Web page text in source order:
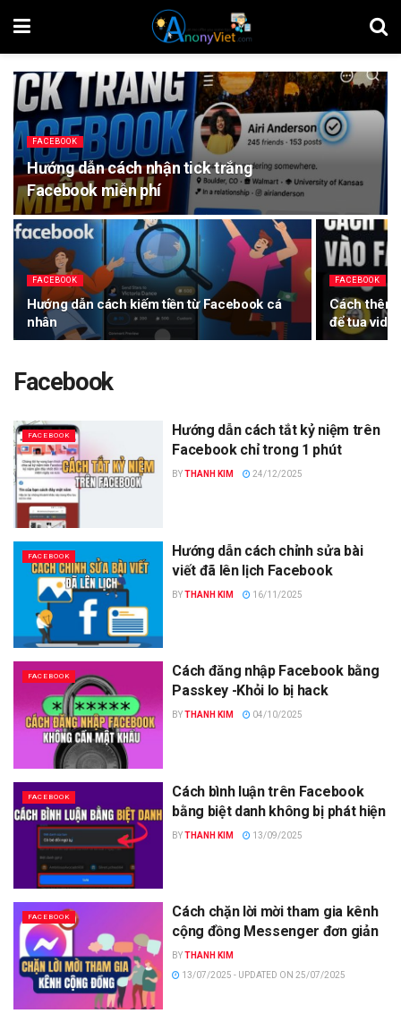
FACEBOOK
Hướng dẫn cách nhận tick trắng
Facebook miễn phí
FACEBOOK
Hướng dẫn cách kiếm tiền từ Facebook cá
nhân
FACEBOOK
Cách thêm
để tua
Facebook
FACEBOOK
Hướng dẫn cách tắt kỷ niệm trên
Facebook chỉ trong 1 phút
BYTHANH KIM 24/12/2025
FACEBOOK
Hướng dẫn cách chỉnh sửa bài
viết đã lên lịch Facebook
BYTHANH KIM 16/11/2025
FACEBOOK
Cách đăng nhập Facebook bằng
Passkey -Khỏi lo bị hack
BYTHANH KIM 04/10/2025
FACEBOOK
Cách bình luận trên Facebook
bằng biệt danh không bị phát hiện
BYTHANH KIM 13/09/2025
FACEBOOK
Cách chặn lời mời tham gia kênh
cộng đồng Messenger đơn giản
BYTHANH KIM
13/07/2025 - UPDATED ON 25/07/2025